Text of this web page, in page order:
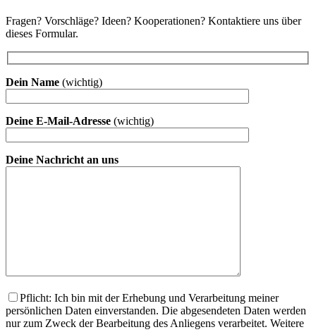
Fragen? Vorschläge? Ideen? Kooperationen? Kontaktiere uns über
dieses Formular.
Dein Name (wichtig)
Deine E-Mail-Adresse (wichtig)
Deine Nachricht an uns
Pflicht: Ich bin mit der Erhebung und Verarbeitung meiner
persönlichen Daten einverstanden. Die abgesendeten Daten werden
nur zum Zweck der Bearbeitung des Anliegens verarbeitet. Weitere